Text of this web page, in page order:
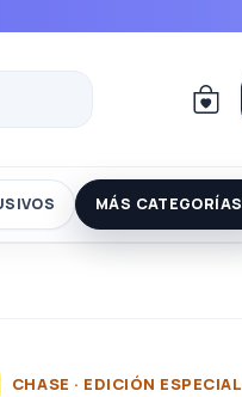
MÁS CATEGORÍAS
CHASE · EDICIÓN ESPECIAL